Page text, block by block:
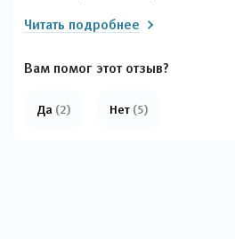
Читать подробнее
Вам помог этот отзыв?
Да (2) Нет (5)